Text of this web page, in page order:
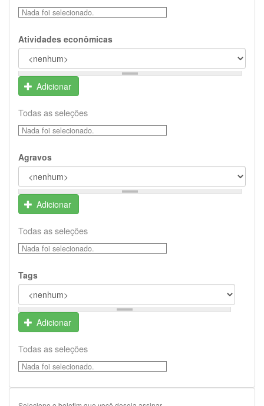
Nada foi selecionado.
Atividades econômicas
Adicionar
Todas as seleções
Nada foi selecionado.
Agravos
Adicionar
Todas as seleções
Nada foi selecionado.
Tags
Adicionar
Todas as seleções
Nada foi selecionado.